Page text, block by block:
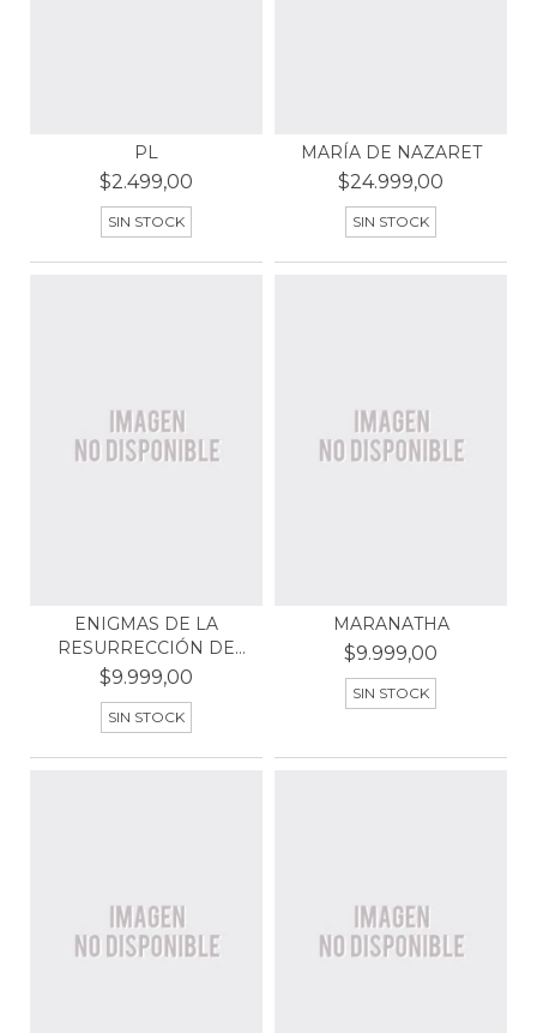
PL
$2.499,00
SIN STOCK
MARÍA DE NAZARET
$24.999,00
SIN STOCK
ENIGMAS DE LA
RESURRECCIÓN DE
JESÚS
$9.999,00
SIN STOCK
MARANATHA
$9.999,00
SIN STOCK